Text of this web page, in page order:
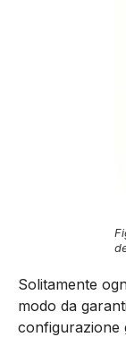
Solitamente
modo da
configurazione